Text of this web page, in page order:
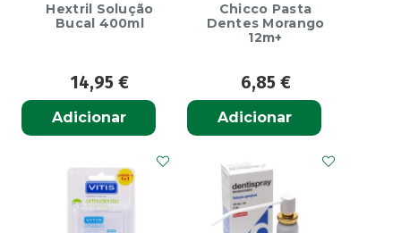
Hextril Solução
Bucal 400ml
14,95 €
Adicionar
Chicco Pasta
Dentes Morango
12m+
6,85 €
Adicionar